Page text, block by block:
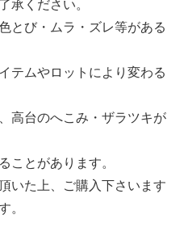
承ください。
とび・ムラ・ズレ等がある
テムやロットにより変わる
高台のへこみ・ザラツキが
ことがあります。
いた上、ご購入下さいます
。